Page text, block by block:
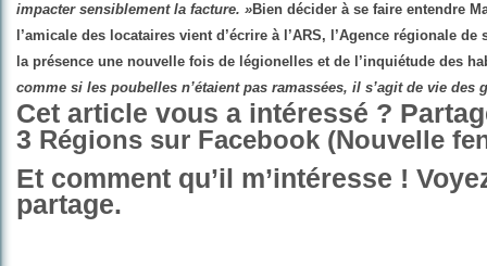
impacter sensiblement la facture. »Bien décider à se faire entendre
l’amicale des locataires vient d’écrire à l’ARS, l’Agence régionale
la présence une nouvelle fois de légionelles et de l’inquiétude des
comme si les poubelles n’étaient pas ramassées, il s’agit de vie des
Cet article vous a intéressé ?
3 Régions sur Facebook (Nouvelle
Et comment qu’il m’intéresse !
partage.